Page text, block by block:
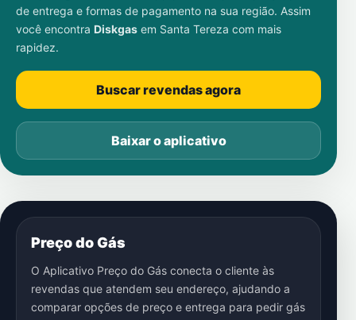
de entrega e formas de pagamento na sua região. Assim
você encontra Diskgas em Santa Tereza com mais
rapidez.
Buscar revendas agora
Baixar o aplicativo
Preço do Gás
O Aplicativo Preço do Gás conecta o cliente às
revendas que atendem seu endereço, ajudando a
comparar opções de preço e entrega para pedir gás